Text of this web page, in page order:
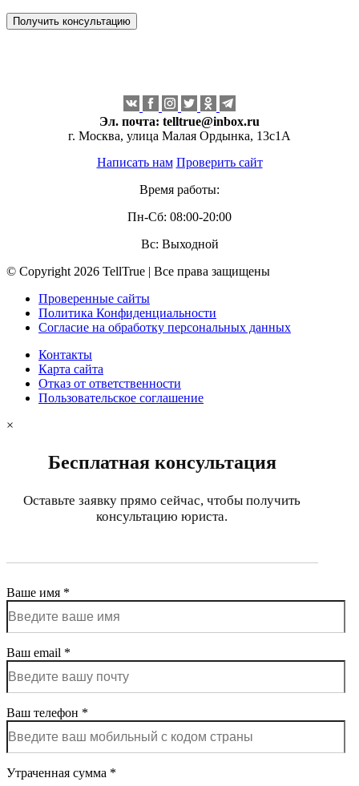
Эл. почта: telltrue@inbox.ru
г. Москва, улица Малая Ордынка, 13с1А
Написать нам Проверить сайт
Время работы:
Пн-Сб: 08:00-20:00
Вс: Выходной
© Copyright 2026 TellTrue | Все права защищены
Проверенные сайты
Политика Конфиденциальности
Согласие на обработку персональных данных
Контакты
Карта сайта
Отказ от ответственности
Пользовательское соглашение
×
Бесплатная консультация
Оставьте заявку прямо сейчас, чтобы получить
консультацию юриста.
Ваше имя *
Ваш email *
Ваш телефон *
Утраченная сумма *